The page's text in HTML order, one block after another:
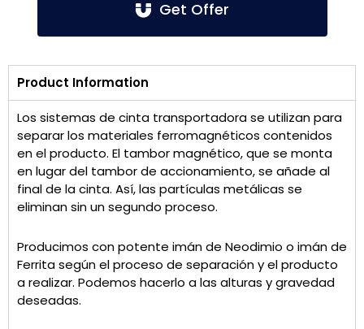
Get Offer
Product Information
Los sistemas de cinta transportadora se utilizan para
separar los materiales ferromagnéticos contenidos
en el producto. El tambor magnético, que se monta
en lugar del tambor de accionamiento, se añade al
final de la cinta. Así, las partículas metálicas se
eliminan sin un segundo proceso.
Producimos con potente imán de Neodimio o imán de
Ferrita según el proceso de separación y el producto
a realizar. Podemos hacerlo a las alturas y gravedad
deseadas.